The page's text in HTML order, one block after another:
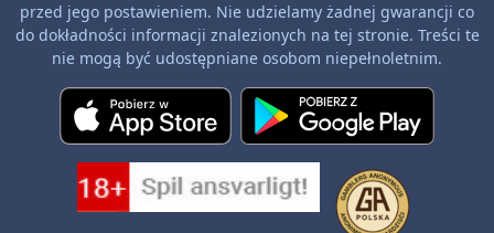
przed jego postawieniem. Nie udzielamy żadnej gwarancji co
do dokładności informacji znalezionych na tej stronie. Treści te
nie mogą być udostępniane osobom niepełnoletnim.